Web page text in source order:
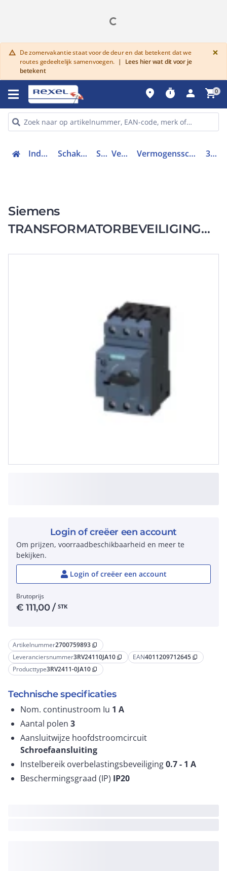
warning De zomervakantie staat voor de deur en dat betekent dat we
routes gedeeltelijk samenvoegen. |
Lees hier wat dit voor je
betekent
×
place timer person shopping_cart0
Industriele componenten Schakelen, bedienen en signaleren Schakelaars Vermogenschakelaars Vermogensschakelaar trafo, generator en installatiebeveiliging 3RV24110JA10
Siemens
TRANSFORMATORBEVEILIGING
Artikelnummer2700759893 content_copy
Leveranciersnummer3RV24110JA10 content_copy EAN4011209712645 content_copy
Producttype3RV2411-0JA10 content_copy
Technische specificaties
Nom. continustroom Iu 1 A
Aantal polen 3
Aansluitwijze hoofdstroomcircuit
Schroefaansluiting
Instelbereik overbelastingsbeveiliging0.7 - 1 A
Beschermingsgraad (IP) IP20
Login of creëer een account
Om prijzen, voorraadbeschikbaarheid en meer te
bekijken.
Login of creëer een account
Brutoprijs
€111,00/ STK